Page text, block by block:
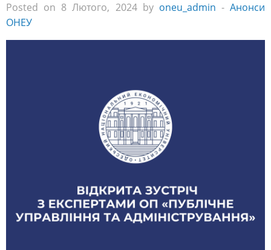
Posted on 8 Лютого, 2024 by oneu_admin - Анонси
ОНЕУ